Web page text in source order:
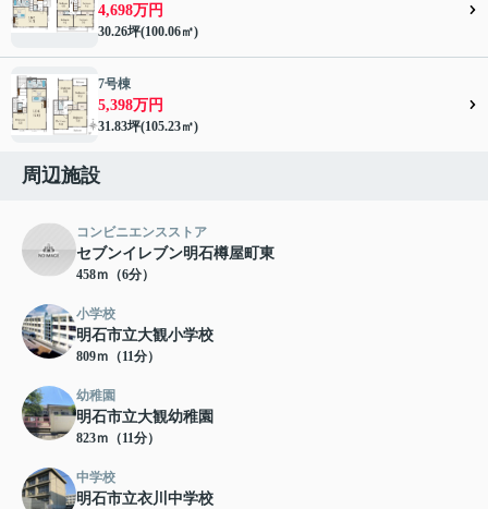
4,698万円
30.26坪(100.06㎡)
7号棟
5,398万円
31.83坪(105.23㎡)
周辺施設
コンビニエンスストア
セブンイレブン明石樽屋町東
458ｍ（6分）
小学校
明石市立大観小学校
809ｍ（11分）
幼稚園
明石市立大観幼稚園
823ｍ（11分）
中学校
明石市立衣川中学校